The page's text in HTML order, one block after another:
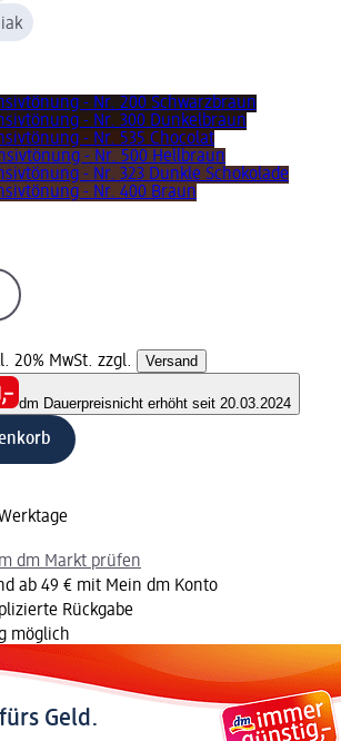
- Nr. 200 Schwarzbraun
- Nr. 300 Dunkelbraun
- Nr. 535 Chocolat
- Nr. 500 Hellbraun
- Nr. 323 Dunkle Schokolade
- Nr. 400 Braun
20% MwSt. zzgl. Versand
dm Dauerpreisnicht erhöht seit 20.03.2024
dm Markt prüfen
ab 49 € mit Mein dm Konto
Rückgabe
möglich
Geld.